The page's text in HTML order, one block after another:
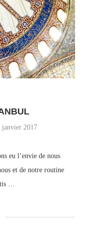
janvier 2017
eu l’envie de nous
et de notre routine
…